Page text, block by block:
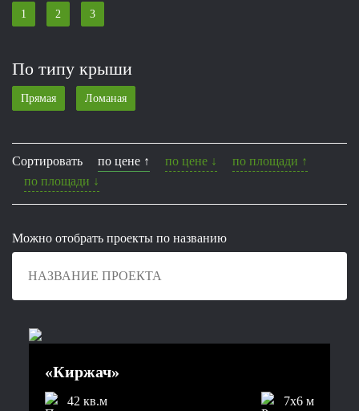
1 2 3
По типу крыши
Прямая Ломаная
Сортировать по цене ↑ по цене ↓
по площади ↑
по площади ↓
Можно отобрать проекты по названию
«Киржач»
42 кв.м 7x6 м